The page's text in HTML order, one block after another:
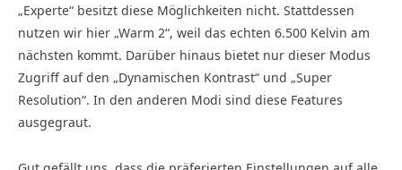
„Experte“ besitzt diese Möglichkeiten nicht. Stattdessen
nutzen wir hier „Warm 2“, weil das echten 6.500 Kelvin am
nächsten kommt. Darüber hinaus bietet nur dieser Modus
Zugriff auf den „Dynamischen Kontrast“ und „Super
Resolution“. In den anderen Modi sind diese Features
ausgegraut.